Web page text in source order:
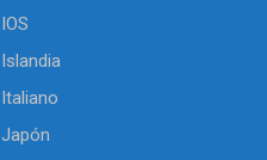
IOS
Islandia
Italiano
Japón